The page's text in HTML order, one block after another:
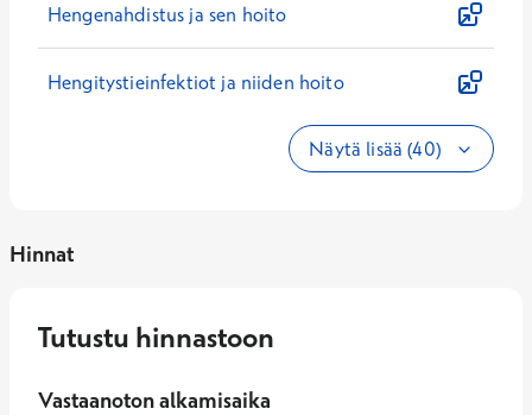
Hengenahdistus ja sen hoito
Hengitystieinfektiot ja niiden hoito
Näytä lisää (40)
Hinnat
Tutustu hinnastoon
Vastaanoton alkamisaika